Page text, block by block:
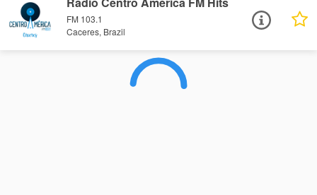
FM 103.1
Caceres, Brazil